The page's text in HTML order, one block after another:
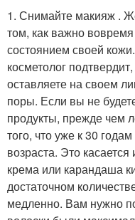
1. Снимайте макияж .
том, как важно
состоянием своей
косметолог
оставляете на своем
поры. Если вы не
продукты, прежде чем
того, что уже к 30
возраста. Это
крема или карандаша
достаточном
медленно. Вам нужно